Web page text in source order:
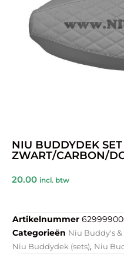
NIU BUDDYDEK
ZWART/CARBON/
20.00 incl. btw
Artikelnummer
Categorieën Niu Buddy's &
Niu Buddydek (sets), Niu